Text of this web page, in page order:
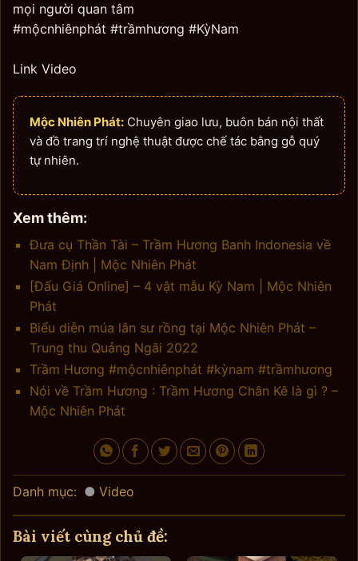
mọi người quan tâm
#mộcnhiênphát #trầmhương #KỳNam
Link Video
Mộc Nhiên Phát: Chuyên giao lưu, buôn bán nội thất
và đồ trang trí nghệ thuật được chế tác bằng gỗ quý
tự nhiên.
Xem thêm:
Đưa cụ Thần Tài – Trầm Hương Banh Indonesia về
Nam Định | Mộc Nhiên Phát
[Đấu Giá Online] – 4 vật mẫu Kỳ Nam | Mộc Nhiên
Phát
Biểu diễn múa lân sư rồng tại Mộc Nhiên Phát –
Trung thu Quảng Ngãi 2022
Trầm Hương #mộcnhiênphát #kỳnam #trầmhương
Nói về Trầm Hương : Trầm Hương Chân Kê là gì ? –
Mộc Nhiên Phát
Danh mục: Video
Bài viết cùng chủ đề: